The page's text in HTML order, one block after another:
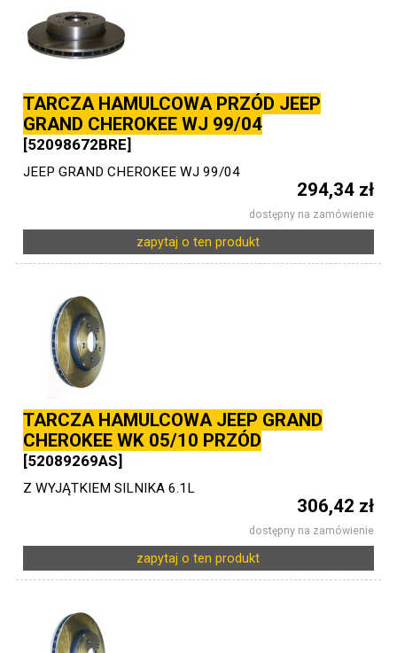
TARCZA HAMULCOWA PRZÓD JEEP
GRAND CHEROKEE WJ 99/04
[52098672BRE]
JEEP GRAND CHEROKEE WJ 99/04
294,34 zł
dostępny na zamówienie
zapytaj o ten produkt
TARCZA HAMULCOWA JEEP GRAND
CHEROKEE WK 05/10 PRZÓD
[52089269AS]
Z WYJĄTKIEM SILNIKA 6.1L
306,42 zł
dostępny na zamówienie
zapytaj o ten produkt